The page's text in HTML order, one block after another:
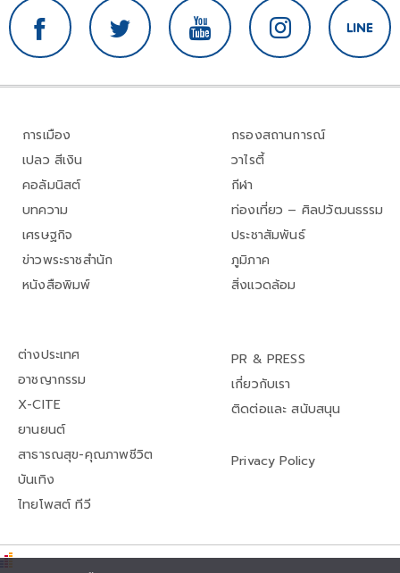
การเมือง
เปลว สีเงิน
คอลัมนิสต์
บทความ
เศรษฐกิจ
ข่าวพระราชสำนัก
หนังสือพิมพ์
กรองสถานการณ์
วาไรตี้
กีฬา
ท่องเที่ยว – ศิลปวัฒนธรรม
ประชาสัมพันธ์
ภูมิภาค
สิ่งแวดล้อม
ต่างประเทศ
อาชญากรรม
X-CITE
ยานยนต์
สาธารณสุข-คุณภาพชีวิต
บันเทิง
ไทยโพสต์ ทีวี
PR & PRESS
เกี่ยวกับเรา
ติดต่อและ สนับสนุน
Privacy Policy